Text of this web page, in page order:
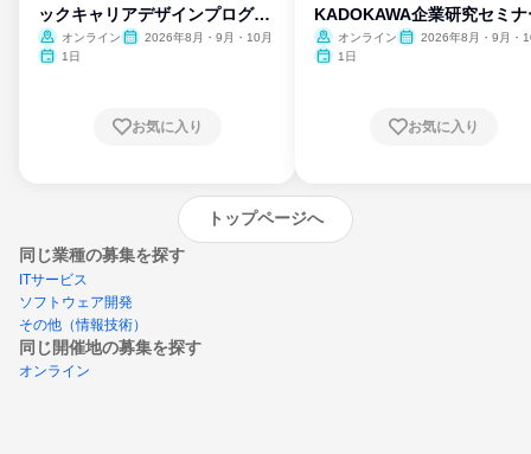
ックキャリアデザインプログラ
ム
オンライン
2026年8月・9月・10月
1日
お気に入り
KADOKAWA企業研究セミナ
オンライン
2026年8月・9月・
1日
お気に入り
トップページへ
同じ業種の募集を探す
ITサービス
ソフトウェア開発
その他（情報技術）
同じ開催地の募集を探す
オンライン